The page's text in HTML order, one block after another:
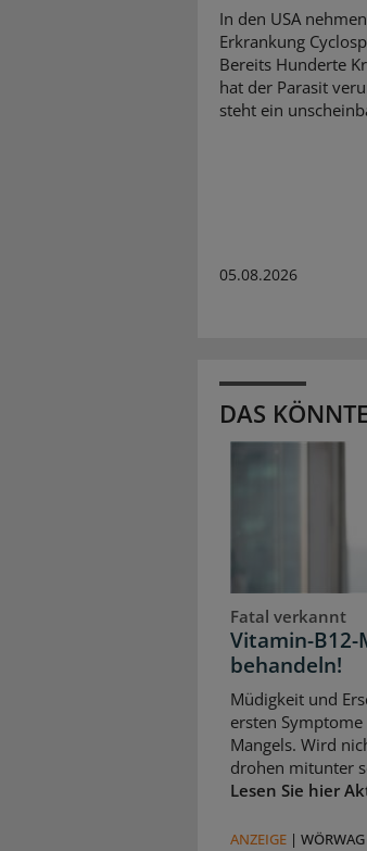
In den USA
Erkrankung
Bereits Hunderte
hat der Parasit
steht ein
05.08.2026
DAS
Fatal verkannt
Vitamin-
behandeln!
Müdigkeit und
ersten
Mangels. Wird
drohen mitunter
Lesen Sie hier
ANZEIGE |